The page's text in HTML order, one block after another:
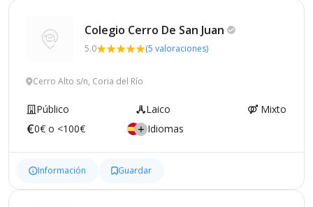
Colegio Cerro De San Juan
5.0 (5 valoraciones)
Cerro Alto s/n, Coria del Río
Público Laico
Mixto
0€ o <100€
Idiomas
Información Guardar